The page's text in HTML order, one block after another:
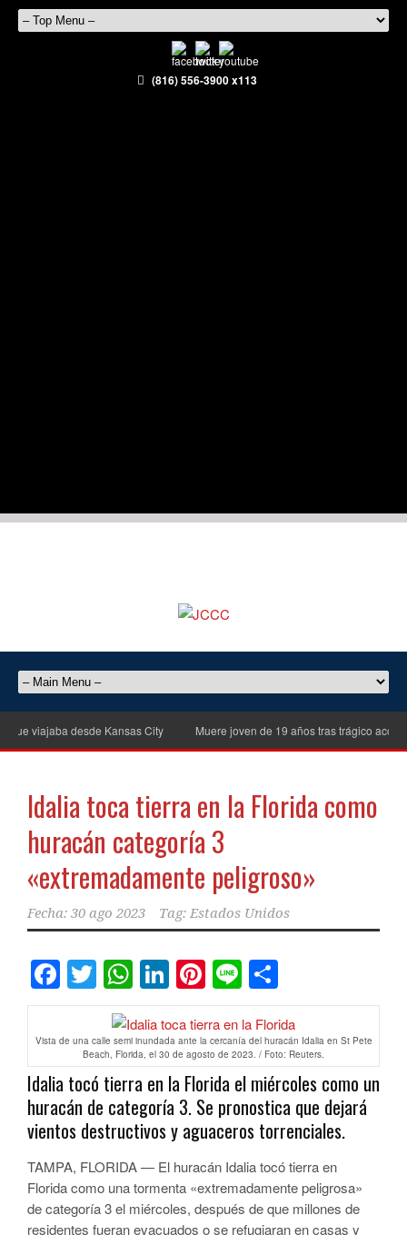
(816) 556-3900 x113
viajaba desde Kansas City Muere joven de 19 años tras trágico
Idalia toca tierra en la Florida como
huracán categoría 3
«extremadamente peligroso»
Fecha: 30 ago 2023 Tag: Estados Unidos
Facebook
Twitter
WhatsApp
LinkedIn
Pinterest
Line
Vista de una calle semi inundada ante la cercanía del huracán Idalia en St Pete
Beach, Florida, el 30 de agosto de 2023. / Foto: Reuters.
Idalia tocó tierra en la Florida el miércoles como un
huracán de categoría 3. Se pronostica que dejará
vientos destructivos y aguaceros torrenciales.
TAMPA, FLORIDA — El huracán Idalia tocó tierra en
Florida como una tormenta «extremadamente peligrosa»
de categoría 3 el miércoles, después de que millones de
residentes fueran evacuados o se refugiaran en casas y